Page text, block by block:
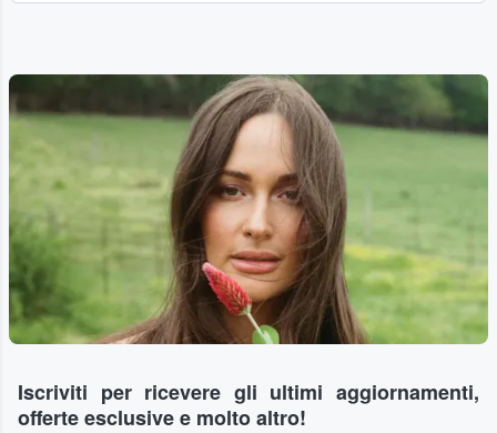
Iscriviti per ricevere gli ultimi aggiornamenti,
offerte esclusive e molto altro!